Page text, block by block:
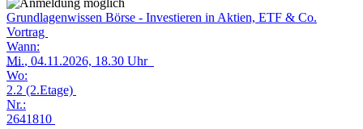
Grundlagenwissen Börse - Investieren in Aktien, ETF & Co.
Vortrag
Wann:
Mi., 04.11.2026, 18.30 Uhr
Wo:
2.2 (2.Etage)
Nr.:
2641810